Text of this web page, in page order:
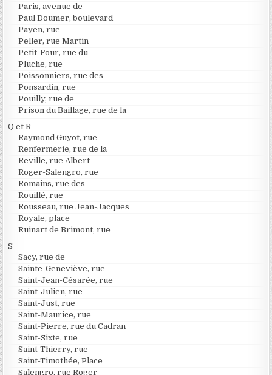
Paris, avenue de
Paul Doumer, boulevard
Payen, rue
Peller, rue Martin
Petit-Four, rue du
Pluche, rue
Poissonniers, rue des
Ponsardin, rue
Pouilly, rue de
Prison du Baillage, rue de la
Q et R
Raymond Guyot, rue
Renfermerie, rue de la
Reville, rue Albert
Roger-Salengro, rue
Romains, rue des
Rouillé, rue
Rousseau, rue Jean-Jacques
Royale, place
Ruinart de Brimont, rue
S
Sacy, rue de
Sainte-Geneviève, rue
Saint-Jean-Césarée, rue
Saint-Julien, rue
Saint-Just, rue
Saint-Maurice, rue
Saint-Pierre, rue du Cadran
Saint-Sixte, rue
Saint-Thierry, rue
Saint-Timothée, Place
Salengro, rue Roger